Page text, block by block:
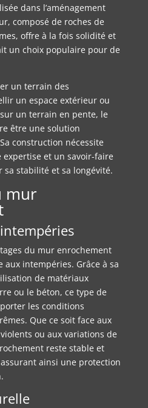
dans l’aménagement
composé de roches de
offre à la fois solidité et
un choix populaire pour de
un terrain des
un espace extérieur ou
un terrain en pente, le
être une solution
construction nécessite
et un savoir-faire
stabilité et sa longévité.
mur
du mur enrochement
aux intempéries. Grâce à sa
de matériaux
ou le béton, ce type de
les conditions
Que ce soit face aux
ou aux variations de
reste stable et
ainsi une protection